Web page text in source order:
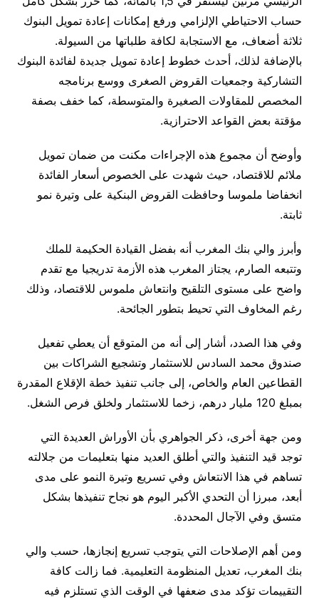
حساب الاحتياطي الإلزامي ورفع إمكانات إعادة تمويل البنوك
ثلاثة أضعاف، مع الاستجابة لكافة طلباتها من السيولة.
بالإضافة لذلك، أحدث خطوط إعادة تمويل جديدة لفائدة البنوك
التشاركية وجمعيات القروض الصغرى ووسع برنامجه
المخصص للمقاولات الصغيرة والمتوسطة، كما خفف بصفة
مؤقتة بعض القواعد الاحترازية.
وأوضح أن مجموع هذه الإجراءات مكنت من ضمان تمويل
ملائم للاقتصاد، حيث شهدت على الخصوص أسعار الفائدة
انخفاضا ملموسا وحافظت القروض البنكية على وتيرة نمو
ثابتة.
وأبرز والي بنك المغرب أنه بفضل القيادة الحكيمة للملك
وتتبعه الصارم، يجتاز المغرب هذه الأزمة تدريجيا مع تقدم
واضح على مستوى التلقيح وانتعاش ملموس للاقتصاد، وذلك
رغم المخاوف التي تحيط بتطور الجائحة.
وفي هذا الصدد، أشار إلى أنه من المتوقع أن يعطي تفعيل
صندوق محمد السادس للاستثمار وتشجيع الشراكات بين
القطاعين العام والخاص، إلى جانب تنفيذ خطة الإقلاع المقدرة
بمبلغ 120 مليار درهم، زخما للاستثمار ولخلق فرص الشغل.
ومن جهة أخرى، ذكر الجواهري بأن الأوراش العديدة التي
توجد قيد التنفيذ والتي أطلق العديد منها بتعليمات من جلالته
تساهم في هذا الانتعاش وفي تسريع وتيرة النمو على مدى
أبعد، مبرزا أن التحدي الأكبر اليوم هو نجاح تنفيذها بشكل
متسق وفي الآجال المحددة.
ومن أهم الإصلاحات التي يتوجب تسريع إنجازها، حسب والي
بنك المغرب، تعديل المنظومة التعليمية. فما زالت كافة
التقييمات تؤكد مدى ضعفها في الوقت الذي تستلزم فيه